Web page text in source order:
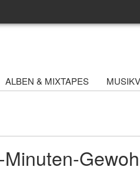
ALBEN & MIXTAPES